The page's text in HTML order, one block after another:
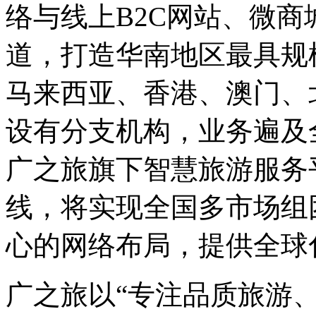
络与线上B2C网站、微商
道，打造华南地区最具
马来西亚、香港、澳门
设有分支机构，业务遍
广之旅旗下智慧旅游服
线，将实现全国多市场
心的网络布局，提供全
广之旅以“专注品质旅游